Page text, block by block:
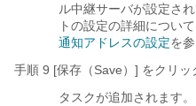
ル中継サーバが設定さ
トの設定の詳細について
通知アドレスの設定を
手順 9 [保存（Save）] をクリッ
タスクが追加されます